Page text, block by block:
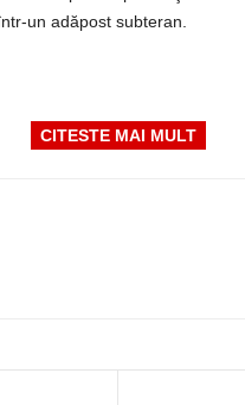
un adăpost subteran.
CITESTE MAI MULT